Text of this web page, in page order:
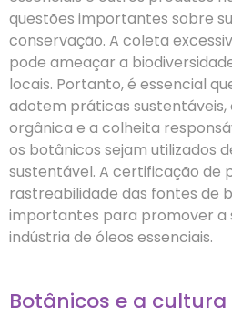
questões importantes sobre
conservação. A coleta
pode ameaçar a
locais. Portanto, é essencial
adotem práticas
orgânica e a colheita
os botânicos sejam utilizados
sustentável. A certificação de
rastreabilidade das fontes de
importantes para promover a
indústria de óleos essenciais.
Botânicos e a